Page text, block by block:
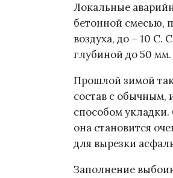
Локальные
бетонной смесью,
воздуха, до – 10
глубиной до 50 мм.
Прошлой зимой
состав с обычным,
способом
она становится
для вырезки
Заполнение